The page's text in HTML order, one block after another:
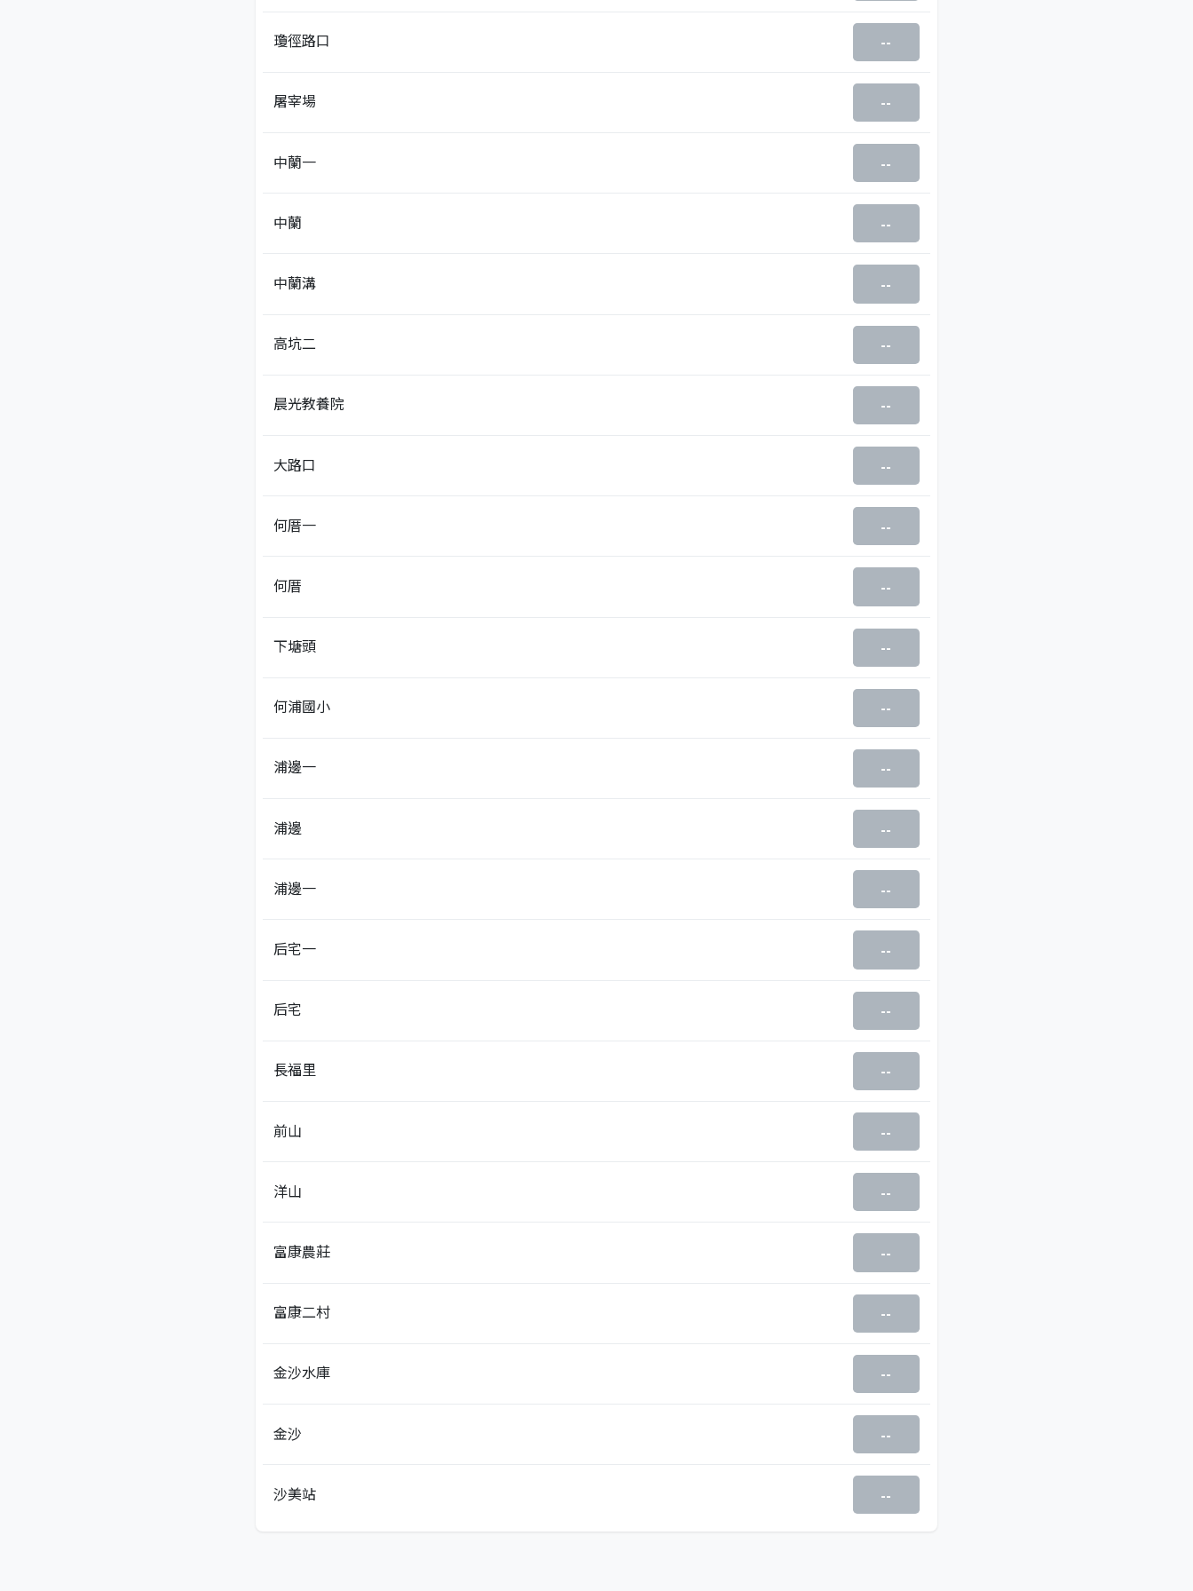
瓊徑路口 --
屠宰場 --
中蘭一 --
中蘭 --
中蘭溝 --
高坑二 --
晨光教養院 --
大路口 --
何厝一 --
何厝 --
下塘頭 --
何浦國小 --
浦邊一 --
浦邊 --
浦邊一 --
后宅一 --
后宅 --
長福里 --
前山 --
洋山 --
富康農莊 --
富康二村 --
金沙水庫 --
金沙 --
沙美站 --